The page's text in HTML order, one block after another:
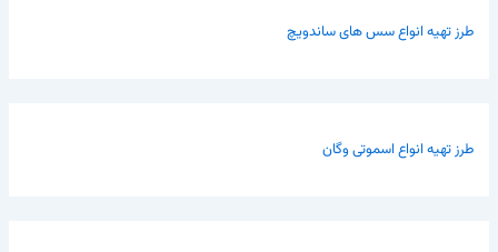
طرز تهیه انواع سس های ساندویچ
طرز تهیه انواع اسموتی وگان